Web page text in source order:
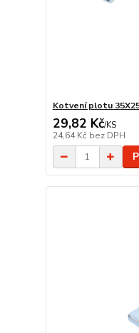
Kotvení plotu
29,82 Kč/KS
24,64 Kč bez DPH